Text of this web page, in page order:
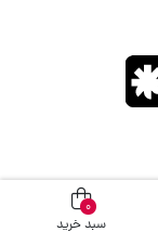
0
سبد خرید